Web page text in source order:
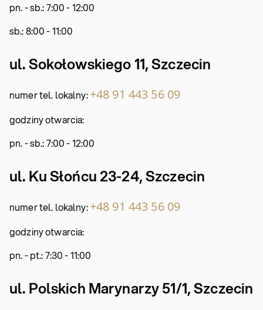
pn. - sb.: 7:00 - 12:00
sb.: 8:00 - 11:00
ul. Sokołowskiego 11, Szczecin
numer tel. lokalny:+48 91 443 56 09
godziny otwarcia:
pn. - sb.: 7:00 - 12:00
ul. Ku Słońcu 23-24, Szczecin
numer tel. lokalny:+48 91 443 56 09
godziny otwarcia:
pn. - pt.: 7:30 - 11:00
ul. Polskich Marynarzy 51/1, Szczecin